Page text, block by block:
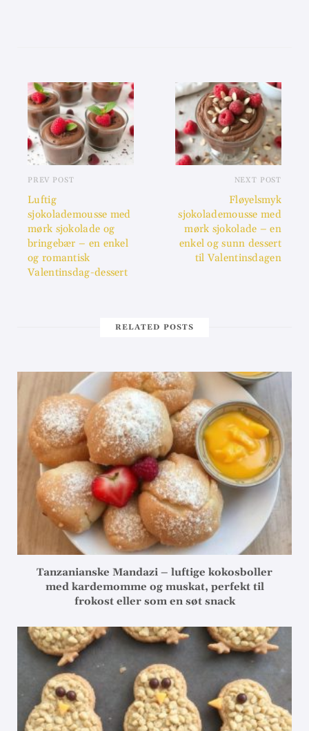
PREV POST
Luftig
sjokolademousse med
mørk sjokolade og
bringebær – en enkel
og romantisk
Valentinsdag-dessert
NEXT POST
Fløyelsmyk
sjokolademousse med
mørk sjokolade – en
enkel og sunn dessert
til Valentinsdagen
RELATED POSTS
Tanzanianske Mandazi – luftige kokosboller
med kardemomme og muskat, perfekt til
frokost eller som en søt snack